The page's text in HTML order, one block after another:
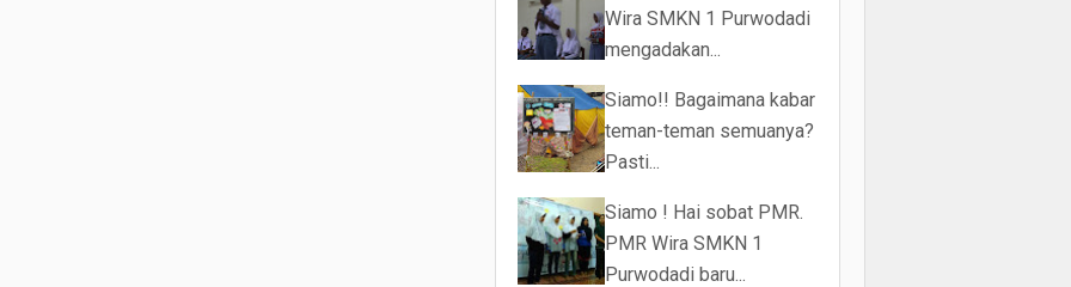
Wira SMKN 1 Purwodadi
mengadakan...
Siamo!! Bagaimana kabar
teman-teman semuanya?
Pasti...
Siamo ! Hai sobat PMR.
PMR Wira SMKN 1
Purwodadi baru...